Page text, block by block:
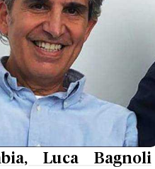
Luca Bagnoli